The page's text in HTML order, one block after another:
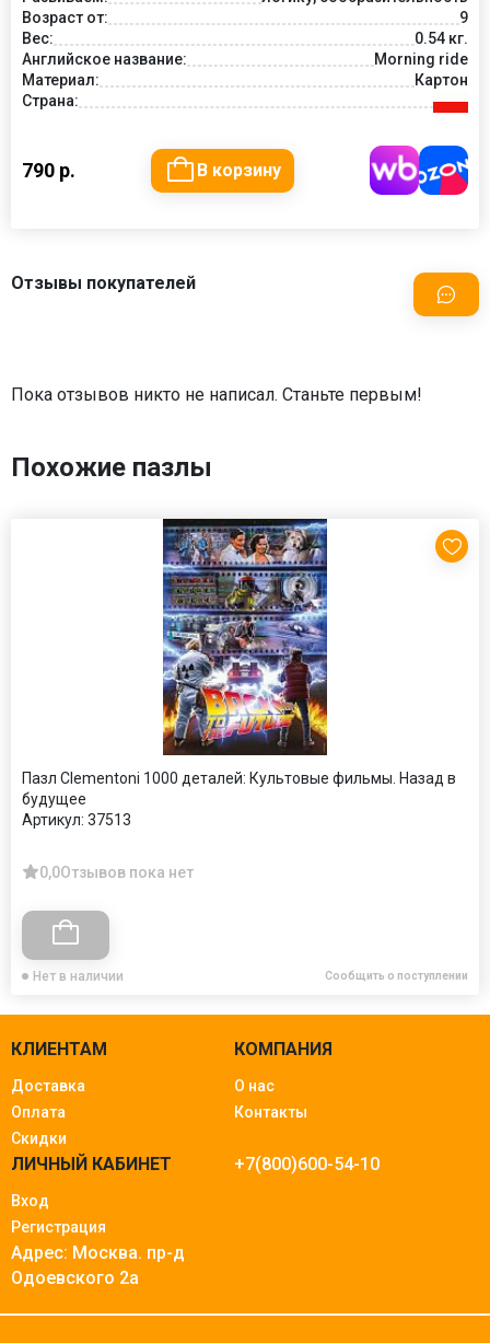
Возраст от:
9
Вес:
0.54 кг.
Английское название:
Morning ride
Материал:
Картон
Страна:
790 р. В корзину
Отзывы покупателей
Пока отзывов никто не написал. Станьте первым!
Похожие пазлы
Пазл Clementoni 1000 деталей: Культовые фильмы. Назад в
будущее
Артикул: 37513
0,0Отзывов пока нет
Нет в наличии Сообщить о поступлении
КЛИЕНТАМ
Доставка
Оплата
Скидки
КОМПАНИЯ
О нас
Контакты
ЛИЧНЫЙ КАБИНЕТ
Вход
Регистрация
+7(800)600-54-10
Адрес: Москва. пр-д
Одоевского 2а